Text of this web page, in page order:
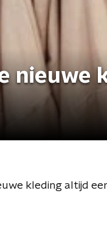
kleding altijd